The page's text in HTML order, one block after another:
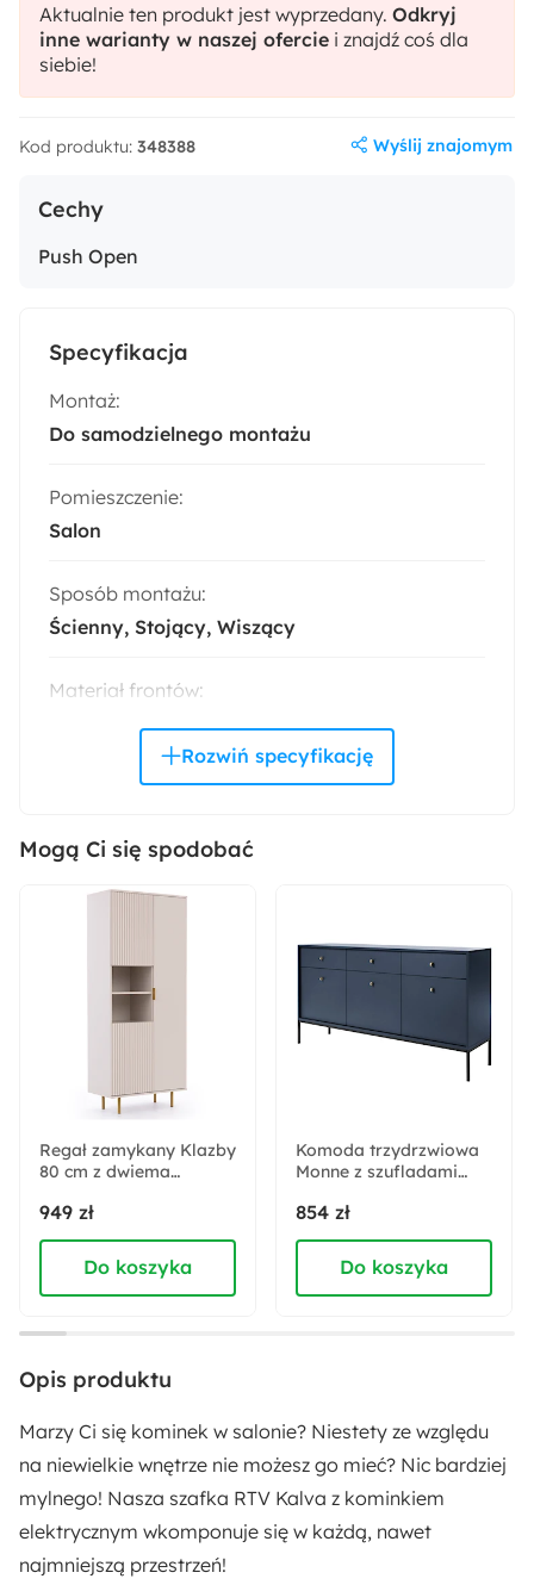
Cechy
Push Open
Specyfikacja
Montaż:
Do samodzielnego montażu
Pomieszczenie:
Salon
Sposób montażu:
Ścienny Stojący Wiszący
Materiał frontów:
Płyta MDF
Materiał korpusu:
Wykończenie korpusu:
75 cali
Wysokość:
44.1 cm
Głębokość:
35 cm
Szerokość:
180 cm
Kolor korpusu:
Biały połysk
Kolor detalu:
Mogą Ci się spodobać
Regał zamykany Klazby
80 cm z dwiema
949 zł
Do koszyka
Komoda trzydrzwiowa
Monne z szufladami
854 zł
Do koszyka
Opis produktu
Marzy Ci się kominek w salonie? Niestety ze względu
na niewielkie wnętrze nie możesz go mieć? Nic bardziej
mylnego! Nasza szafka RTV Kalva z kominkiem
elektrycznym wkomponuje się w każdą, nawet
najmniejszą przestrzeń!
Aktualnie ten produkt jest wyprzedany. Odkryj
inne warianty w naszej ofercie i znajdź coś dla
siebie!
Kod produktu: 348388 Wyślij znajomym